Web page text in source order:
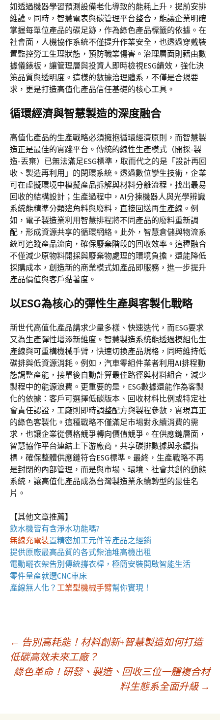
如透過機器學習預測設備老化導致的能耗上升，提前安排
維護。同時，智慧電表與碳管理平台整合，能讓企業明確
掌握每單位產品的碳足跡，作為綠色產品標籤的依據。在
社會面，人機協作系統不僅提升作業安全，也透過穿戴裝
置監控勞工生理狀態，預防職業傷害。治理層面則藉由數
據儀錶板，讓管理層與投資人即時檢視ESG績效，強化決
策品質與透明度。這樣的數據治理體系，不僅是合規要
求，更是打造高值化產品信任基礎的核心工具。
循環經濟與智慧製造的深度融合
高值化產品的生產戰略必須擁抱循環經濟原則，而智慧製
造正是最佳的實踐平台。傳統的線性生產模式（開採-製
造-丟棄）已無法滿足ESG標準，取而代之的是「設計再回
收、製造再利用」的閉環系統。透過數位孿生技術，企業
可在虛擬環境中模擬產品拆解與材料分離流程，找出最易
回收的結構設計；生產過程中，AI分揀機器人與光學辨識
系統能精準分類邊角料與廢料，直接回送再生產線。例
如，電子製造業利用智慧排程將不同產品的廢料重新調
配，形成資源共享的循環網絡。此外，智慧倉儲與物流系
統可追蹤產品流向，確保廢棄階段的回收效率。這種融合
不僅減少原物料開採與廢棄物處理的環境負擔，還能降低
採購成本，創造新的商業模式如產品即服務，進一步提升
產品價值與客戶黏著度。
以ESG為核心的彈性生產與客製化戰略
新世代高值化產品講求少量多樣、快速迭代，而ESG要求
又為生產彈性增添新維度。智慧製造系統能透過模組化生
產線與可重構機械手臂，快速切換產品規格，同時維持低
碳排與低資源消耗。例如，汽車零組件業者利用AI排程動
態調整產能，接單後自動計算最佳路徑與材料組合，減少
製程中的能源浪費。更重要的是，ESG數據還能作為客製
化的依據：客戶可選擇低碳版本、回收材料比例或特定社
會責任認證，工廠則即時調整配方與製程參數，實現真正
的綠色客製化。這種戰略不僅滿足市場對永續消費的需
求，也讓企業從價格競爭轉向價值競爭。在供應鏈層面，
智慧協作平台連結上下游廠商，共享碳排數據與永續指
標，確保整體供應鏈符合ESG標準。最終，生產戰略不再
是封閉的內部管理，而是與市場、環境、社會共創的動態
系統，讓高值化產品成為台灣製造業永續轉型的最佳名
片。
【其他文章推薦】
飲水機皆有含淨水功能嗎?
無線充電裝置精密加工元件等產品之經銷
提供原廠最高品質的各式柴油堆高機出租
電動曬衣架告別傳統撐衣桿，極簡安裝開啟智能生活
零件量產就選CNC車床
產線無人化？ 工業型機械手臂幫你實現！
文
章
← 告別高耗能！材料創新+智慧製造如何打造
低碳高效未來工廠？
綠色革命！研發、製造、回收三位一體複合材
料生態系全面升級 →